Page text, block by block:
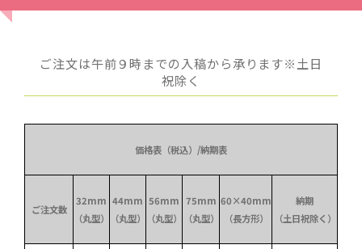
ご注文は午前９時までの入稿から承ります※土日
祝除く
価格表（税込）/納期表
ご注文数
32mm
（丸型）
44mm
（丸型）
56mm
（丸型）
75mm
（丸型）
60×40mm
（長方形）
納期
（土日祝除く）